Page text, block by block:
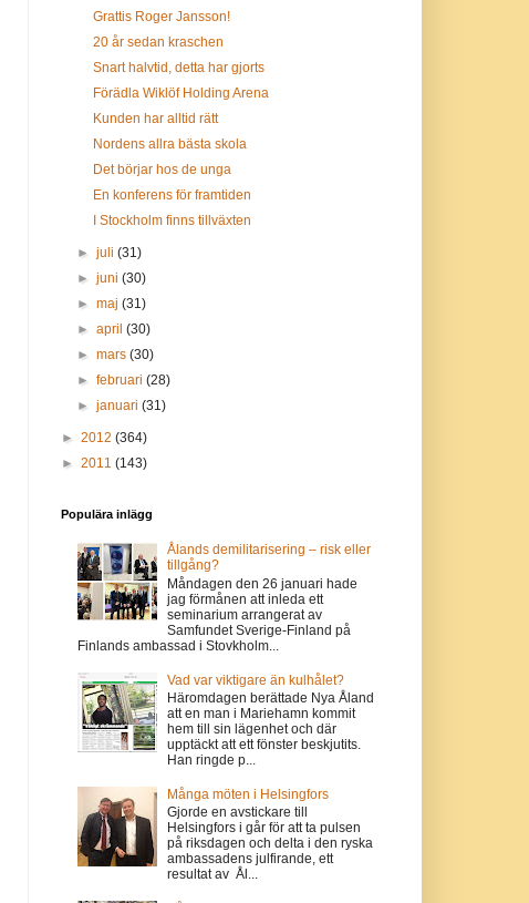
Grattis Roger Jansson!
20 år sedan kraschen
Snart halvtid, detta har gjorts
Förädla Wiklöf Holding Arena
Kunden har alltid rätt
Nordens allra bästa skola
Det börjar hos de unga
En konferens för framtiden
I Stockholm finns tillväxten
► juli (31)
► juni (30)
► maj (31)
► april (30)
► mars (30)
► februari (28)
► januari (31)
► 2012 (364)
► 2011 (143)
Populära inlägg
Ålands demilitarisering – risk eller
tillgång?
Måndagen den 26 januari hade
jag förmånen att inleda ett
seminarium arrangerat av
Samfundet Sverige-Finland på
Finlands ambassad i Stovkholm...
Vad var viktigare än kulhålet?
Häromdagen berättade Nya Åland
att en man i Mariehamn kommit
hem till sin lägenhet och där
upptäckt att ett fönster beskjutits.
Han ringde p...
Många möten i Helsingfors
Gjorde en avstickare till
Helsingfors i går för att ta pulsen
på riksdagen och delta i den ryska
ambassadens julfirande, ett
resultat av Ål...